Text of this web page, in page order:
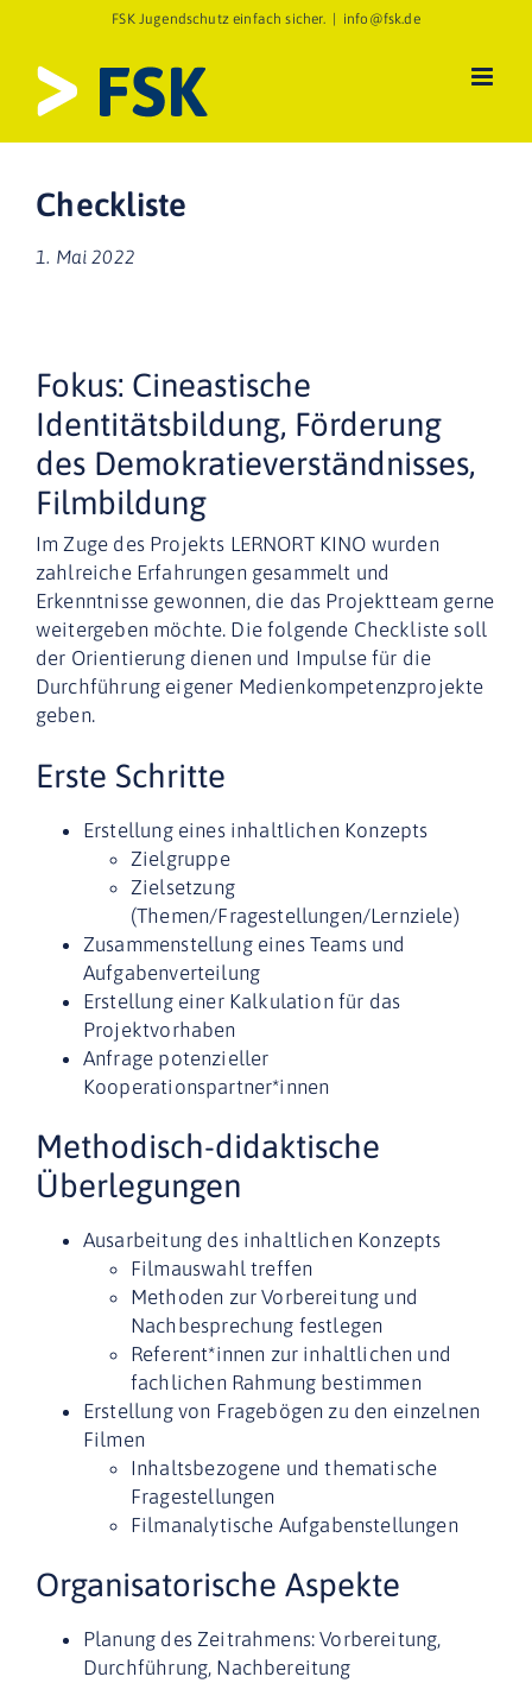
springen
FSK Jugendschutz einfach sicher. info@fsk.de
Checkliste
1. Mai 2022
Fokus: Cineastische
Identitätsbildung, Förderung
des Demokratieverständnisses,
Filmbildung
Im Zuge des Projekts LERNORT KINO wurden
zahlreiche Erfahrungen gesammelt und
Erkenntnisse gewonnen, die das Projektteam gerne
weitergeben möchte. Die folgende Checkliste soll
der Orientierung dienen und Impulse für die
Durchführung eigener Medienkompetenzprojekte
geben.
Erste Schritte
Erstellung eines inhaltlichen Konzepts
Zielgruppe
Zielsetzung
(Themen/Fragestellungen/Lernziele)
Zusammenstellung eines Teams und
Aufgabenverteilung
Erstellung einer Kalkulation für das
Projektvorhaben
Anfrage potenzieller
Kooperationspartner*innen
Methodisch-didaktische
Überlegungen
Ausarbeitung des inhaltlichen Konzepts
Filmauswahl treffen
Methoden zur Vorbereitung und
Nachbesprechung festlegen
Referent*innen zur inhaltlichen und
fachlichen Rahmung bestimmen
Erstellung von Fragebögen zu den einzelnen
Filmen
Inhaltsbezogene und thematische
Fragestellungen
Filmanalytische Aufgabenstellungen
Organisatorische Aspekte
Planung des Zeitrahmens: Vorbereitung,
Durchführung, Nachbereitung